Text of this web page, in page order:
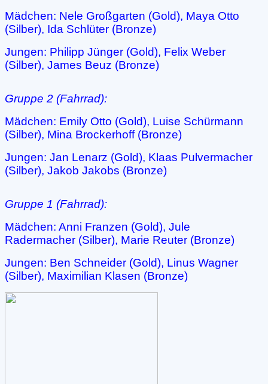
Mädchen: Nele Großgarten (Gold), Maya Otto
(Silber), Ida Schlüter (Bronze)
Jungen: Philipp Jünger (Gold), Felix Weber
(Silber), James Beuz (Bronze)
Gruppe 2 (Fahrrad):
Mädchen: Emily Otto (Gold), Luise Schürmann
(Silber), Mina Brockerhoff (Bronze)
Jungen: Jan Lenarz (Gold), Klaas Pulvermacher
(Silber), Jakob Jakobs (Bronze)
Gruppe 1 (Fahrrad):
Mädchen: Anni Franzen (Gold), Jule
Radermacher (Silber), Marie Reuter (Bronze)
Jungen: Ben Schneider (Gold), Linus Wagner
(Silber), Maximilian Klasen (Bronze)